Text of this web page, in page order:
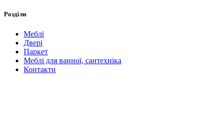
Розділи
Меблі
Двері
Паркет
Меблі для ванної, сантехніка
Контакти